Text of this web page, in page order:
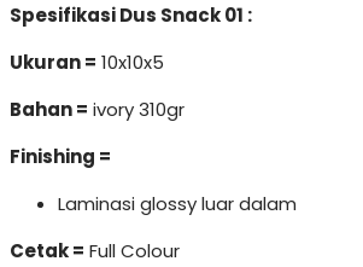
Spesifikasi Dus Snack 01 :
Ukuran = 10x10x5
Bahan = ivory 310gr
Finishing =
Laminasi glossy luar dalam
Cetak = Full Colour